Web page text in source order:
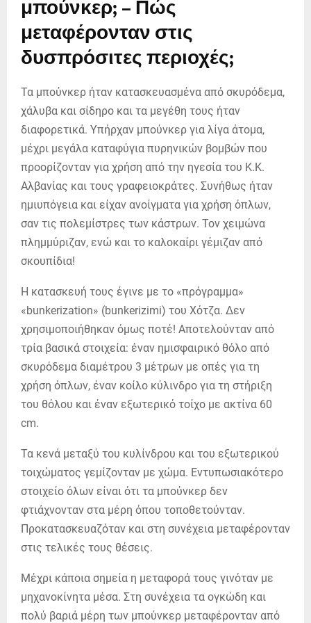
μπούνκερ; – Πώς
μεταφέρονταν στις
δυσπρόσιτες περιοχές;
Τα μπούνκερ ήταν κατασκευασμένα από σκυρόδεμα,
χάλυβα και σίδηρο και τα μεγέθη τους ήταν
διαφορετικά. Υπήρχαν μπούνκερ για λίγα άτομα,
μέχρι μεγάλα καταφύγια πυρηνικών βομβών που
προορίζονταν για χρήση από την ηγεσία του Κ.Κ.
Αλβανίας και τους γραφειοκράτες. Συνήθως ήταν
ημιυπόγεια και είχαν ανοίγματα για χρήση όπλων,
σαν τις πολεμίστρες των κάστρων. Τον χειμώνα
πλημμύριζαν, ενώ και το καλοκαίρι γέμιζαν από
σκουπίδια!
Η κατασκευή τους έγινε με το «πρόγραμμα»
«bunkerization» (bunkerizimi) του Χότζα. Δεν
χρησιμοποιήθηκαν όμως ποτέ! Αποτελούνταν από
τρία βασικά στοιχεία: έναν ημισφαιρικό θόλο από
σκυρόδεμα διαμέτρου 3 μέτρων με οπές για τη
χρήση όπλων, έναν κοίλο κύλινδρο για τη στήριξη
του θόλου και έναν εξωτερικό τοίχο με ακτίνα 60
cm.
Τα κενά μεταξύ του κυλίνδρου και του εξωτερικού
τοιχώματος γεμίζονταν με χώμα. Εντυπωσιακότερο
στοιχείο όλων είναι ότι τα μπούνκερ δεν
φτιάχνονταν στα μέρη όπου τοποθετούνταν.
Προκατασκευαζόταν και στη συνέχεια μεταφέρονταν
στις τελικές τους θέσεις.
Μέχρι κάποια σημεία η μεταφορά τους γινόταν με
μηχανοκίνητα μέσα. Στη συνέχεια τα ογκώδη και
πολύ βαριά μέρη των μπούνκερ μεταφέρονταν από